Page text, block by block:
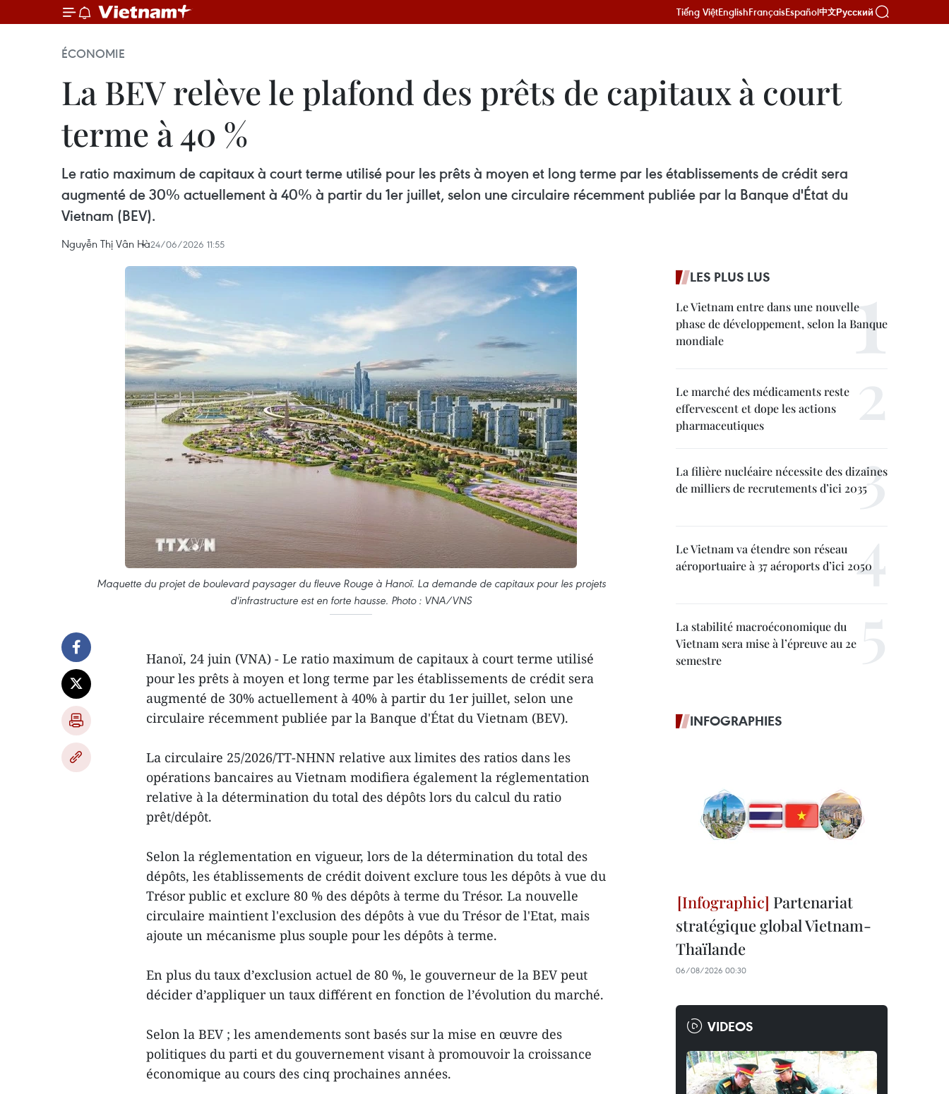
Tiếng ViệtEnglishFrançaisEspañol中文Русский
ÉCONOMIE
La BEV relève le plafond des prêts de capitaux à court
terme à 40 %
Le ratio maximum de capitaux à court terme utilisé pour les prêts à moyen et long terme par les établissements de crédit sera
augmenté de 30% actuellement à 40% à partir du 1er juillet, selon une circulaire récemment publiée par la Banque d'État du
Vietnam (BEV).
Nguyễn Thị Vân Hà24/06/2026 11:55
Maquette du projet de boulevard paysager du fleuve Rouge à Hanoï. La demande de capitaux pour les projets
d'infrastructure est en forte hausse. Photo : VNA/VNS
Hanoï, 24 juin (VNA) - Le ratio maximum de capitaux à court terme utilisé
pour les prêts à moyen et long terme par les établissements de crédit sera
augmenté de 30% actuellement à 40% à partir du 1er juillet, selon une
circulaire récemment publiée par la Banque d'État du Vietnam (BEV).
La circulaire 25/2026/TT-NHNN relative aux limites des ratios dans les
opérations bancaires au Vietnam modifiera également la réglementation
relative à la détermination du total des dépôts lors du calcul du ratio
prêt/dépôt.
Selon la réglementation en vigueur, lors de la détermination du total des
dépôts, les établissements de crédit doivent exclure tous les dépôts à vue du
Trésor public et exclure 80 % des dépôts à terme du Trésor. La nouvelle
circulaire maintient l'exclusion des dépôts à vue du Trésor de l'Etat, mais
ajoute un mécanisme plus souple pour les dépôts à terme.
En plus du taux d’exclusion actuel de 80 %, le gouverneur de la BEV peut
décider d’appliquer un taux différent en fonction de l’évolution du marché.
Selon la BEV ; les amendements sont basés sur la mise en œuvre des
politiques du parti et du gouvernement visant à promouvoir la croissance
économique au cours des cinq prochaines années.
LES PLUS LUS
Le Vietnam entre dans une nouvelle
phase de développement, selon la Banque
mondiale
Le marché des médicaments reste
effervescent et dope les actions
pharmaceutiques
La filière nucléaire nécessite des dizaines
de milliers de recrutements d’ici 2035
Le Vietnam va étendre son réseau
aéroportuaire à 37 aéroports d’ici 2050
La stabilité macroéconomique du
Vietnam sera mise à l’épreuve au 2e
semestre
INFOGRAPHIES
Partenariat
stratégique global Vietnam-
Thaïlande
06/08/2026 00:30
VIDEOS